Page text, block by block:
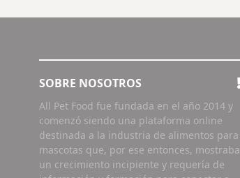
SOBRE NOSOTROS
All Pet Food fue fundada en el año 2014 y
comenzó siendo una plataforma online
destinada a la industria de alimentos para
mascotas que, por ese entonces, mostraba
un crecimiento incipiente y requería de